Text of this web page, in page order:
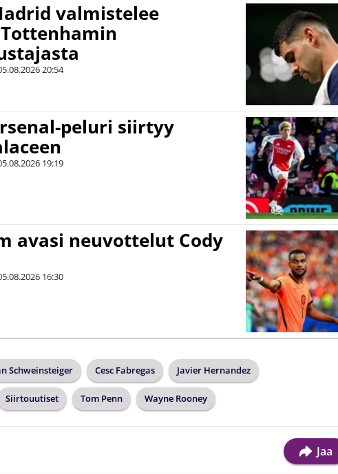
valmistelee
20:54
peluri siirtyy
19:19
avasi neuvottelut Cody
16:30
Schweinsteiger Cesc Fabregas Javier Hernandez
Siirtouutiset Tom Penn Wayne Rooney
Jaa